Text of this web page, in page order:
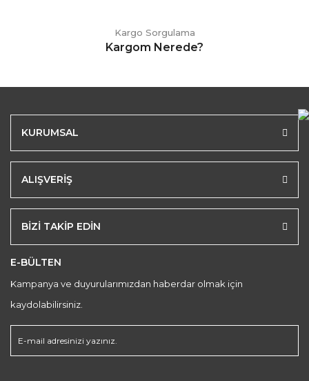
Kargo Sorgulama
Kargom Nerede?
KURUMSAL
ALIŞVERİŞ
BİZİ TAKİP EDİN
E-BÜLTEN
Kampanya ve duyurularımızdan haberdar olmak için
kaydolabilirsiniz.